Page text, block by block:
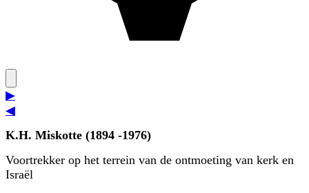
▶
◀
K.H. Miskotte (1894 -1976)
Voortrekker op het terrein van de ontmoeting van kerk en
Israël